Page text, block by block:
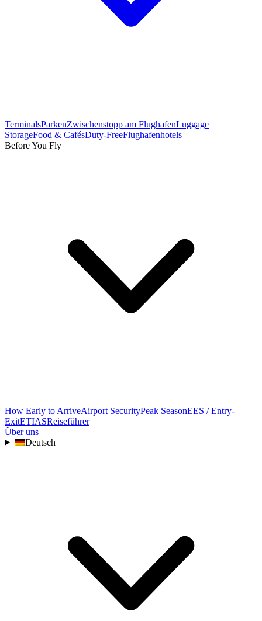
TerminalsParkenZwischenstopp am FlughafenLuggage
StorageFood & CafésDuty-FreeFlughafenhotels
Before You Fly
How Early to ArriveAirport SecurityPeak SeasonEES / Entry-
ExitETIASReiseführer
Über uns
Deutsch